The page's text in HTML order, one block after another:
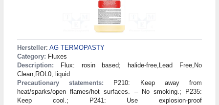
Hersteller: AG TERMOPASTY
Category: Fluxes
Description: Flux: rosin based; halide-free,Lead Free,No
Clean,ROL0; liquid
Precautionary statements: P210: Keep away from
heat/sparks/open flames/hot surfaces. – No smoking.; P235:
Keep cool.; P241: Use explosion-proof